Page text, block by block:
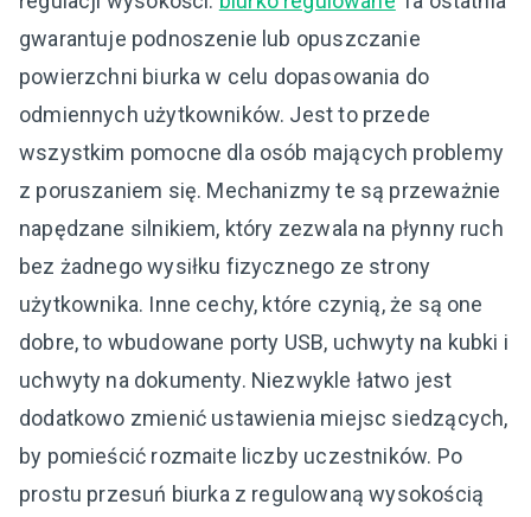
gwarantuje podnoszenie lub opuszczanie
powierzchni biurka w celu dopasowania do
odmiennych użytkowników. Jest to przede
wszystkim pomocne dla osób mających problemy
z poruszaniem się. Mechanizmy te są przeważnie
napędzane silnikiem, który zezwala na płynny ruch
bez żadnego wysiłku fizycznego ze strony
użytkownika. Inne cechy, które czynią, że są one
dobre, to wbudowane porty USB, uchwyty na kubki i
uchwyty na dokumenty. Niezwykle łatwo jest
dodatkowo zmienić ustawienia miejsc siedzących,
by pomieścić rozmaite liczby uczestników. Po
prostu przesuń biurka z regulowaną wysokością